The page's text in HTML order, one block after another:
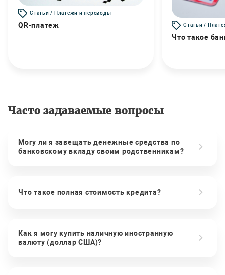
Статьи / Платежи и переводы
QR-платеж Статьи /
Что такое
Часто задаваемые вопросы
Могу ли я завещать денежные средства по
банковскому вкладу своим родственникам?
Что такое полная стоимость кредита?
Как я могу купить наличную иностранную
валюту (доллар США)?